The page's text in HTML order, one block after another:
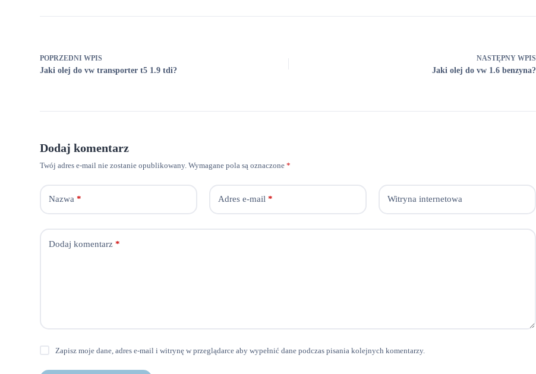
POPRZEDNIWPIS
Jaki olej do vw transporter t5 1.9 tdi?
NASTĘPNY WPIS
Jaki olej do vw 1.6 benzyna?
Dodaj komentarz
Twój adres e-mail nie zostanie opublikowany. Wymagane pola są oznaczone*
Nazwa * Adres e-mail * Witryna internetowa
Dodaj komentarz *
Zapisz moje dane, adres e-mail i witrynę w przeglądarce aby wypełnić dane podczas pisania kolejnych komentarzy.